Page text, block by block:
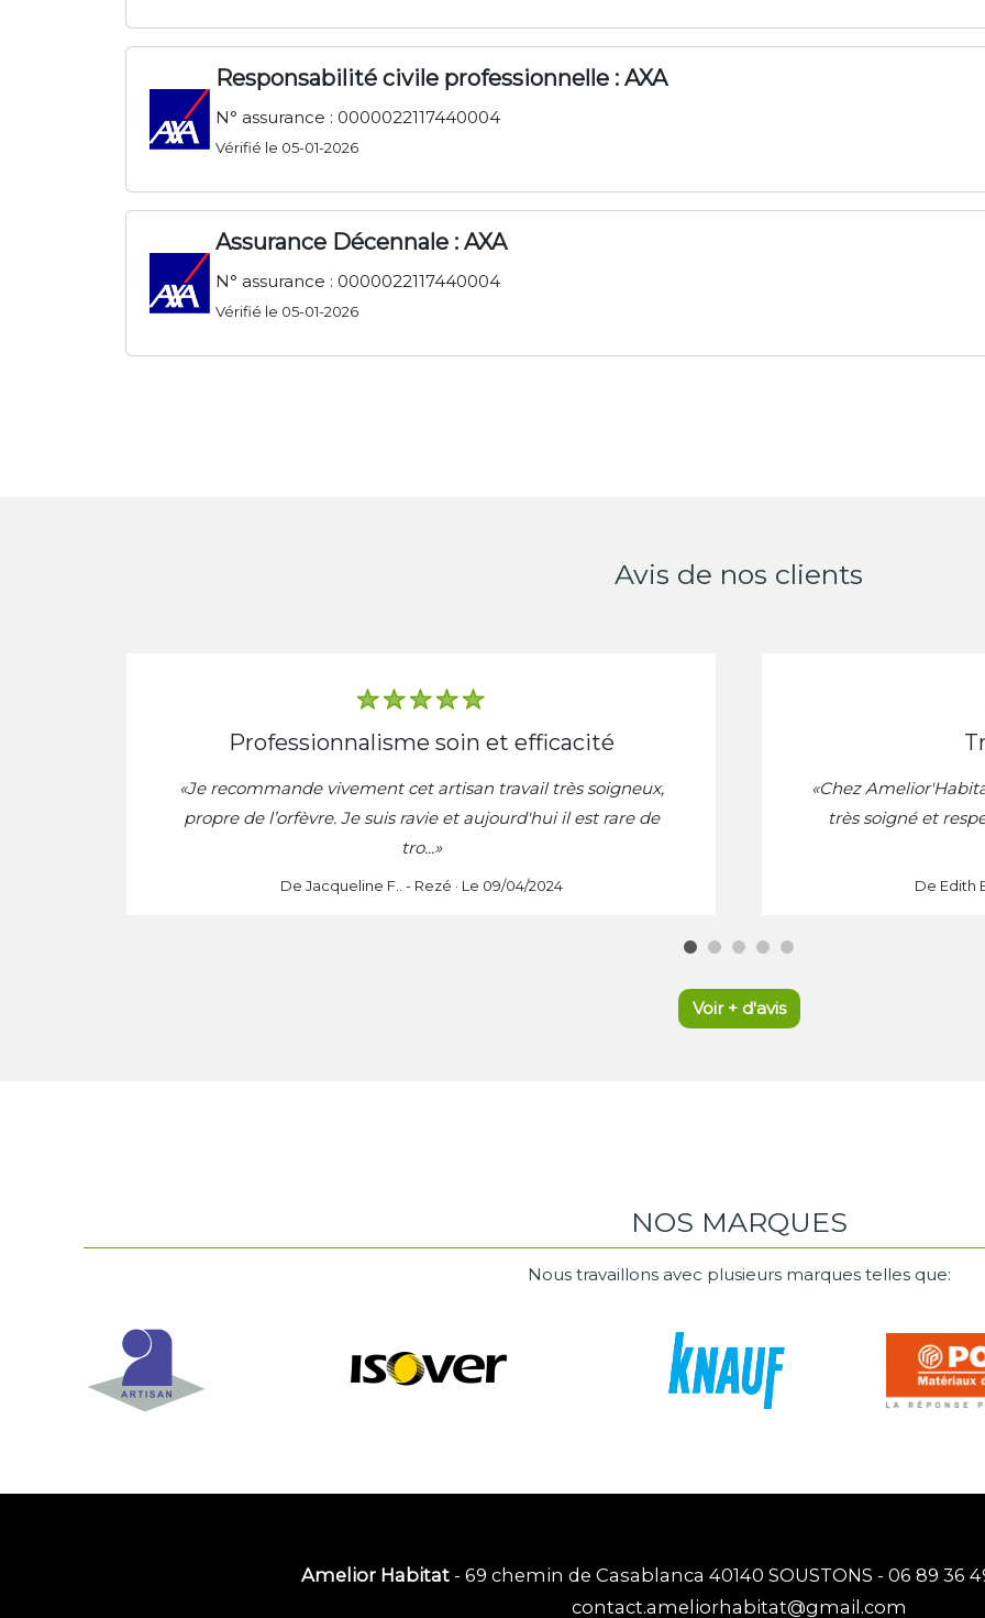
Responsabilité civile professionnelle : AXA
N° assurance : 0000022117440004
Vérifié le 05-01-2026
Assurance Décennale : AXA
N° assurance : 0000022117440004
Vérifié le 05-01-2026
Avis de nos clients
professionnalisme soin et efficacité
«Je recommande vivement cet artisan travail très soigneux,
propre de l’orfèvre. Je suis ravie et aujourd'hui il est rare de
tro...»
De Jacqueline F.. - Rezé · Le 09/04/2024
«Chez
très soigné et
De Edith
Voir + d'avis
NOS MARQUES
Nous travaillons avec plusieurs marques telles que:
Amelior Habitat - 69 chemin de Casablanca 40140 SOUSTONS - 06 89 36
contact.ameliorhabitat@gmail.com